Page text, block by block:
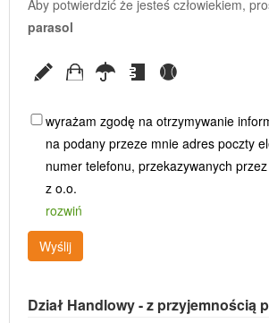
Aby potwierdzić że jesteś człowiekiem,
parasol
wyrażam zgodę na otrzymywanie
na podany przeze mnie adres poczty
numer telefonu, przekazywanych
z o.o.
rozwiń
Wyślij
Dział Handlowy - z przyjemnością